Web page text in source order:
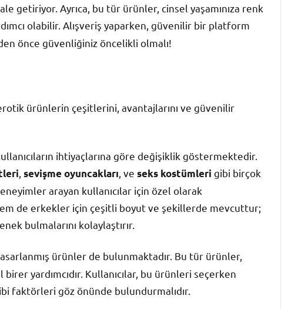
getiriyor. Ayrıca, bu tür ürünler, cinsel yaşamınıza renk
olabilir. Alışveriş yaparken, güvenilir bir platform
önce güvenliğiniz öncelikli olmalı!
ürünlerin çeşitlerini, avantajlarını ve güvenilir
ihtiyaçlarına göre değişiklik göstermektedir.
sevişme oyuncakları , ve seks kostümleri gibi birçok
arayan kullanıcılar için özel olarak
de erkekler için çeşitli boyut ve şekillerde mevcuttur;
bulmalarını kolaylaştırır.
ürünler de bulunmaktadır. Bu tür ürünler,
yardımcıdır. Kullanıcılar, bu ürünleri seçerken
faktörleri göz önünde bulundurmalıdır.